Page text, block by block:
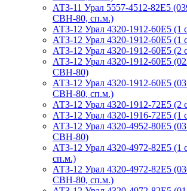
АТЗ-11 Урал 5557-4512-82Е5
СВН-80, сп.м.)
АТЗ-12 Урал 4320-1912-60Е5 (1
АТЗ-12 Урал 4320-1912-60Е5 (1
АТЗ-12 Урал 4320-1912-60Е5
АТЗ-12 Урал 4320-1912-60Е5
СВН-80)
АТЗ-12 Урал 4320-1912-60Е5
СВН-80, сп.м.)
АТЗ-12 Урал 4320-1912-72Е5
АТЗ-12 Урал 4320-1916-72Е5 (1
АТЗ-12 Урал 4320-4952-80Е5
СВН-80)
АТЗ-12 Урал 4320-4972-82Е5 (1
сп.м.)
АТЗ-12 Урал 4320-4972-82Е5
СВН-80, сп.м.)